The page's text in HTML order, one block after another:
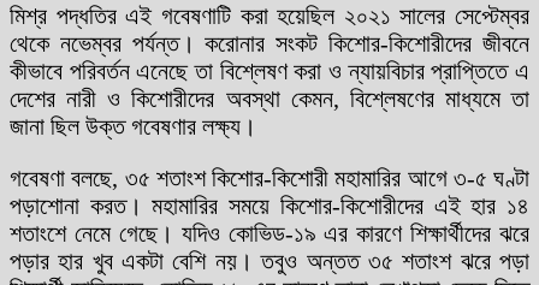
মিশ্র পদ্ধতির এই গবেষণাটি করা হয়েছিল ২০২১ সালের সেপ্টেম্বর
থেকে নভেম্বর পর্যন্ত। করোনার সংকট কিশোর-কিশোরীদের জীবনে
কীভাবে পরিবর্তন এনেছে তা বিশ্লেষণ করা ও ন্যায়বিচার প্রাপ্তিতে এ
দেশের নারী ও কিশোরীদের অবস্থা কেমন, বিশ্লেষণের মাধ্যমে তা
জানা ছিল উক্ত গবেষণার লক্ষ্য।
গবেষণা বলছে, ৩৫ শতাংশ কিশোর-কিশোরী মহামারির আগে ৩-৫ ঘণ্টা
পড়াশোনা করত। মহামারির সময়ে কিশোর-কিশোরীদের এই হার ১৪
শতাংশে নেমে গেছে। যদিও কোভিড-১৯ এর কারণে শিক্ষার্থীদের ঝরে
পড়ার হার খুব একটা বেশি নয়। তবুও অন্তত ৩৫ শতাংশ ঝরে পড়া